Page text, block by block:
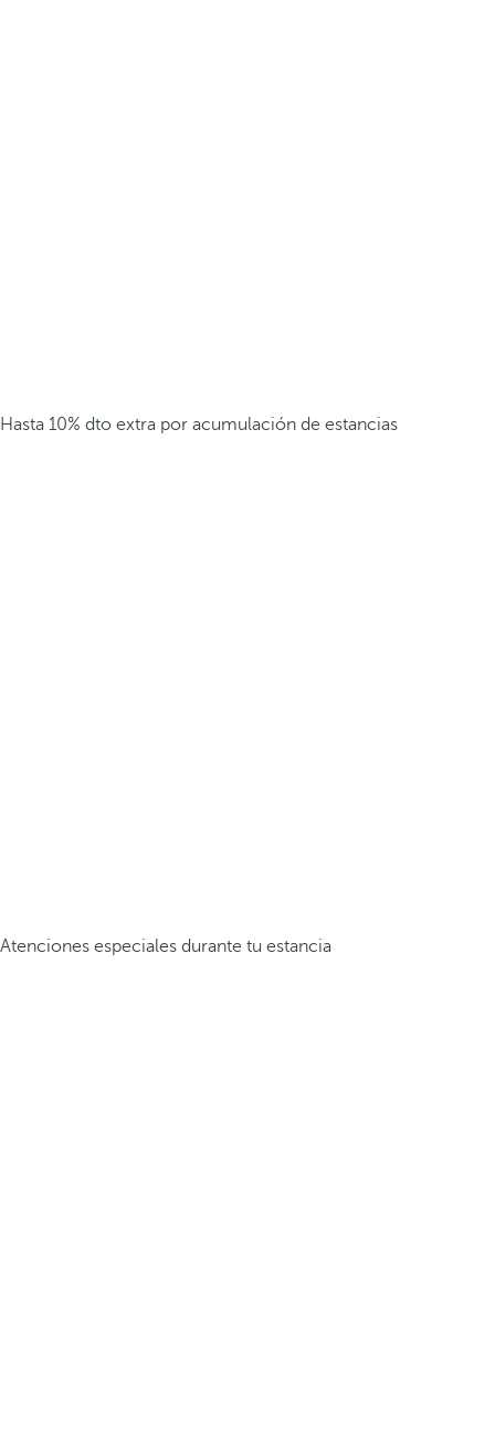
Hasta 10% dto extra por acumulación de estancias
Atenciones especiales durante tu estancia